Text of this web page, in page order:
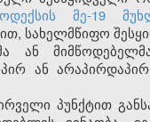
მე-19
სახელმწიფო
ან
ან
პუნქტით